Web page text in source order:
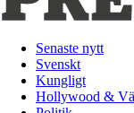
Senaste nytt
Svenskt
Kungligt
Hollywood &